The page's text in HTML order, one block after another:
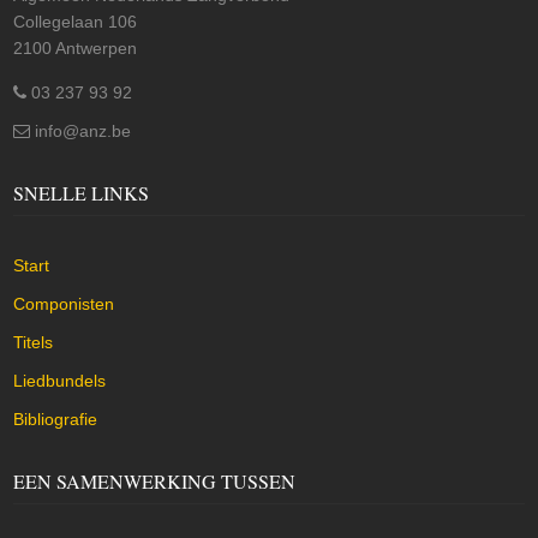
Collegelaan 106
2100 Antwerpen
03 237 93 92
info@anz.be
SNELLE LINKS
Start
Componisten
Titels
Liedbundels
Bibliografie
EEN SAMENWERKING TUSSEN